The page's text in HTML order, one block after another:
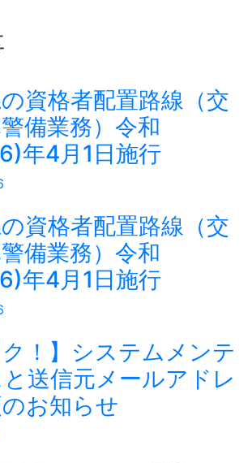
資格者配置路線（交
備業務）令和
年4月1日施行
資格者配置路線（交
備業務）令和
年4月1日施行
ク！】システムメンテ
送信元メールアドレ
お知らせ